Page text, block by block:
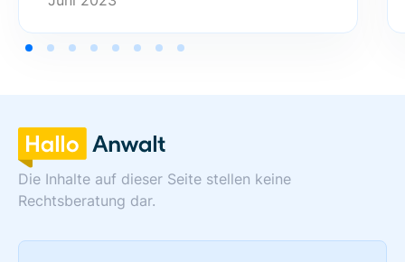
Die Inhalte auf dieser Seite stellen keine
Rechtsberatung dar.